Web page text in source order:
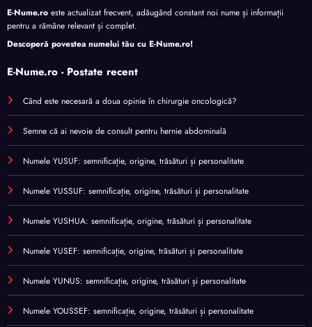
E-Nume.ro este actualizat frecvent, adăugând constant noi nume și informații
pentru a rămâne relevant și complet.
Descoperă povestea numelui tău cu E-Nume.ro!
E-Nume.ro - Postate recent
Când este necesară a doua opinie în chirurgie oncologică?
Semne că ai nevoie de consult pentru hernie abdominală
Numele YUSUF: semnificație, origine, trăsături și personalitate
Numele YUSSUF: semnificație, origine, trăsături și personalitate
Numele YUSHUA: semnificație, origine, trăsături și personalitate
Numele YUSEF: semnificație, origine, trăsături și personalitate
Numele YUNUS: semnificație, origine, trăsături și personalitate
Numele YOUSSEF: semnificație, origine, trăsături și personalitate